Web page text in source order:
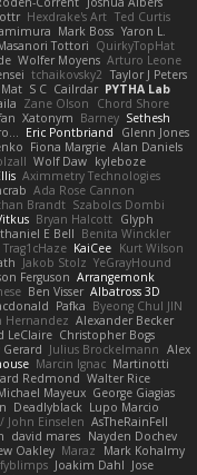
Hexdrake's Art Ted Curtis
Mark Boss Yaron L.
Tottori QuirkyTopHat
Wolfer Moyens Arturo Leone
tchaikovsky2 Taylor J Peters
Mat S C Cailrdar PYTHA Lab
Zane Olson
Chord Shore
Xatonym Barney Sethesh
Eric Pontbriand
Glenn Jones
Fiona Margrie Alan Daniels
Wolf Daw kyleboze
Aximmetry Technologies
Ada Rose Cannon
Brandt Szabolcs Dombi
Bryan Halcott Glyph
E Bell Benita Winckler
Trag1cHaze KaiCee Kurt Wilson
Jakob Stolz YeGrayHound
Ferguson Arrangemonk
Ben Visser Albatross 3D
Pafka Byeong Chul JIN
Hernandez Alexander Becker
LeClaire Christopher Bogs
Julius Brockelmann Alex
Marcin Ignac Martinotti
Redmond Walter Rice
Mayeux George Giagias
Deadlyblack Lupo Marcio
John Einselen AsTheRainFell
david mares Nayden Dochev
Oakley Maraz
Mark Kohalmy
Joakim Dahl Jose